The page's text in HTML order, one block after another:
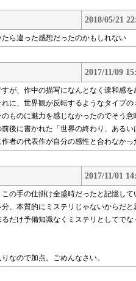
2018/05/21
ら違った感想だったのかもしれない
2017/11/09
が、作中の描写になんとなく違和感
に、世界観が反転するようなタイプ
ものに魅力を感じなかったのでそう意
後に書かれた「世界の終わり、ある
者の代表作が自分の感性と合わなかっ
2017/11/01
の手の仕掛け全盛時だったと記憶して
、本質的にミステリじゃないからだと
だけ予備知識なくミステリとしてで
なので加点。ごめんなさい。